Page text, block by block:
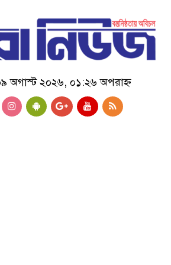
অগাস্ট ২০২৬, ০১:২৬ অপরাহ্ন